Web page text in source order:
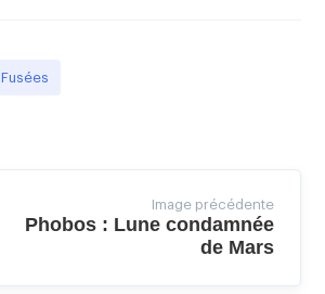
Fusées
Image précédente
Phobos : Lune condamnée
de Mars